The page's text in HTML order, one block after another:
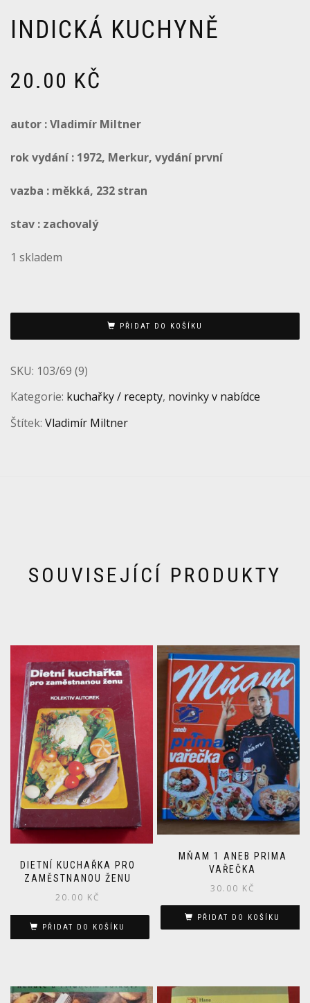
INDICKÁ KUCHYNĚ
20.00 KČ
autor : Vladimír Miltner
rok vydání : 1972, Merkur, vydání první
vazba : měkká, 232 stran
stav : zachovalý
1 skladem
PŘIDAT DO KOŠÍKU
SKU: 103/69 (9)
Kategorie: kuchařky / recepty, novinky v nabídce
Štítek: Vladimír Miltner
SOUVISEJÍCÍ PRODUKTY
DIETNÍ KUCHAŘKA PRO
ZAMĚSTNANOU ŽENU
20.00 KČ
PŘIDAT DO KOŠÍKU
MŇAM 1 ANEB PRIMA
VAŘEČKA
30.00 KČ
PŘIDAT DO KOŠÍKU